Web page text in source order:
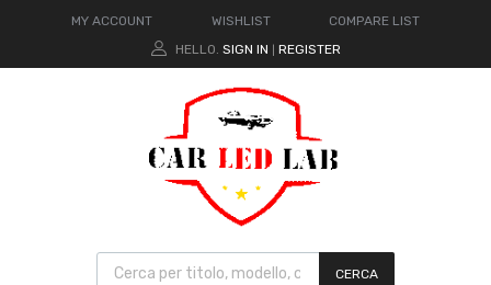
MY ACCOUNT WISHLIST
COMPARE LIST
HELLO. SIGN IN REGISTER
CERCA